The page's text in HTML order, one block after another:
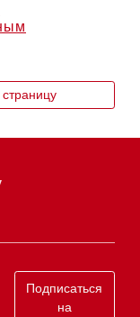
Подписаться
на